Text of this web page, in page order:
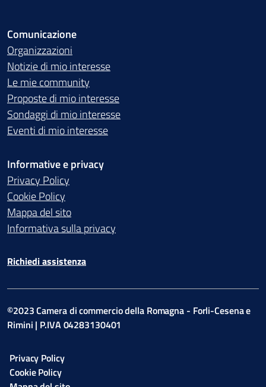
Comunicazione
Organizzazioni
Notizie di mio interesse
Le mie community
Proposte di mio interesse
Sondaggi di mio interesse
Eventi di mio interesse
Informative e privacy
Privacy Policy
Cookie Policy
Mappa del sito
Informativa sulla privacy
Richiedi assistenza
©2023 Camera di commercio della Romagna - Forli-Cesena e
Rimini | P.IVA 04283130401
Privacy Policy
Cookie Policy